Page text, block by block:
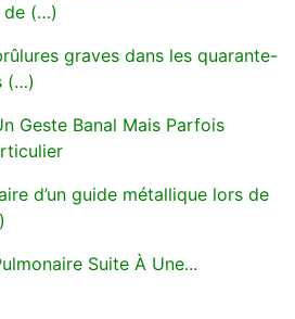
de (…)
graves dans les quarante-
(…)
Geste Banal Mais Parfois
d’un guide métallique lors de
Suite À Une...